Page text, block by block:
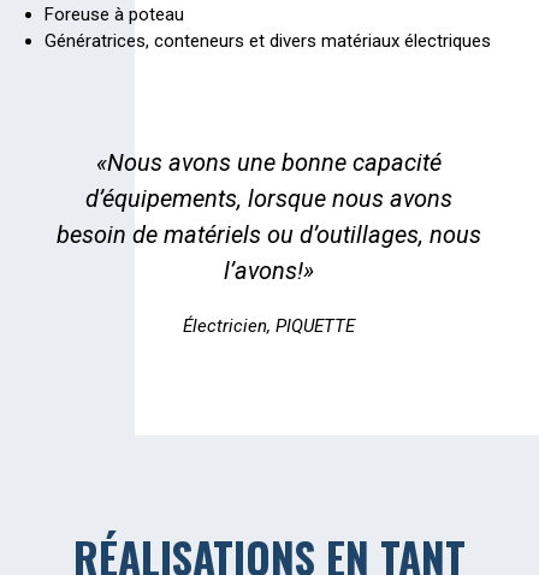
Foreuse à poteau
Génératrices, conteneurs et divers matériaux électriques
«Nous avons une bonne capacité
d’équipements, lorsque nous avons
besoin de matériels ou d’outillages, nous
l’avons!»
Électricien, PIQUETTE
RÉALISATIONS EN TANT